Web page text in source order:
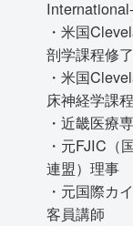
・米国
剖学課程修了
・米国
床神経学課
・近畿医
・元FJIC（
連盟）理事
・元国際カ
客員講師